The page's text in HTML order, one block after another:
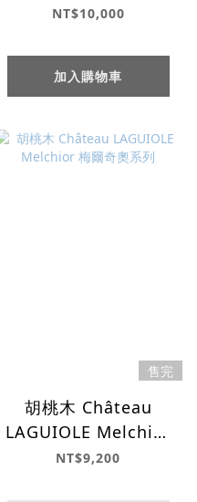
LAGUIOLE WBS 最佳
NT$10,000
加入購物車
售完
胡桃木 Château
LAGUIOLE Melchior
梅爾奇奧系列
NT$9,200